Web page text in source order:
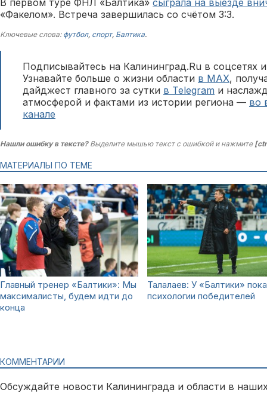
В первом туре ФНЛ «Балтика» сыграла на выезде
«Факелом». Встреча завершилась со счётом 3:3.
Ключевые слова: футбол, спорт, Балтика.
Подписывайтесь на Калининград.Ru в соцсетях
Узнавайте больше о жизни области в MAX,
дайджест главного за сутки в Telegram и
атмосферой и фактами из истории региона — во
канале
Нашли ошибку в тексте?Выделите мышью текст с ошибкой и нажмите
МАТЕРИАЛЫ ПО ТЕМЕ
Главный тренер «Балтики»: Мы
максималисты, будем идти до
конца
Талалаев: У «Балтики»
психологии победителей
КОММЕНТАРИИ
Обсуждайте новости Калининграда и области в